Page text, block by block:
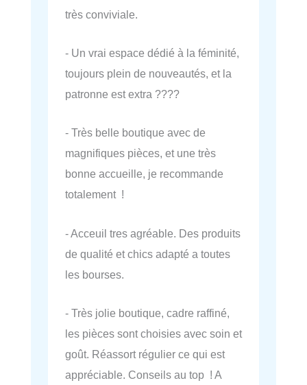
très conviviale.
- Un vrai espace dédié à la féminité,
toujours plein de nouveautés, et la
patronne est extra ????
- Très belle boutique avec de
magnifiques pièces, et une très
bonne accueille, je recommande
totalement !
- Acceuil tres agréable. Des produits
de qualité et chics adapté a toutes
les bourses.
- Très jolie boutique, cadre raffiné,
les pièces sont choisies avec soin et
goût. Réassort régulier ce qui est
appréciable. Conseils au top ! A